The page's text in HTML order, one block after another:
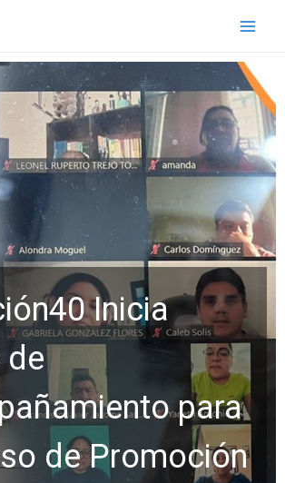
Main
Inicia
de
para
de Promoción